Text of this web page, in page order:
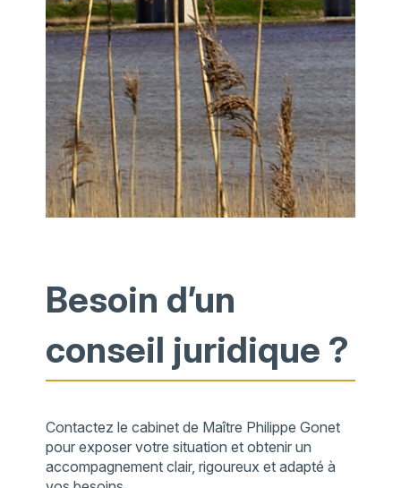
Besoin d’un
conseil juridique ?
Contactez le cabinet de Maître Philippe Gonet
pour exposer votre situation et obtenir un
accompagnement clair, rigoureux et adapté à